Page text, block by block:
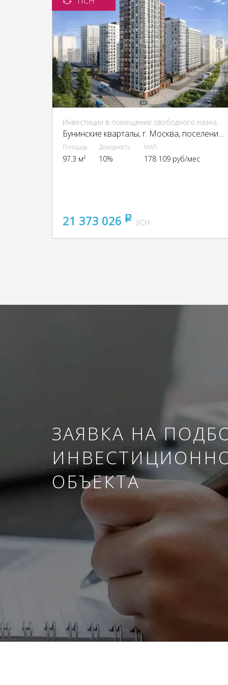
Инвестиции в помещение свободного назначения (ПСН)
Бунинские кварталы, г. Москва, поселение Сосенское
Площадь
97.3 м²
Доходность
10%
МАП
178 109 руб/мес
21 373 026 pуб
УСН
ЗАЯВКА НА
ОБЪЕКТА